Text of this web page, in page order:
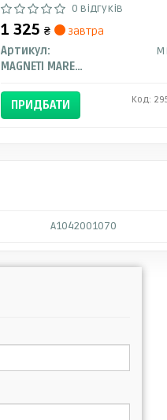
0 відгуків
1 325 ₴
завтра
Артикул:
MAGNETI MARELLI
ПРИДБАТИ Код:
A1042001070